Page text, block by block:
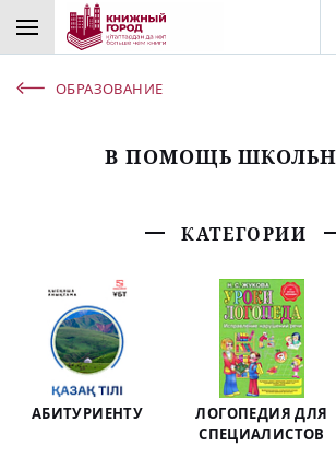
ОБРАЗОВАНИЕ
В ПОМОЩЬ
КАТЕГОРИИ
АБИТУРИЕНТУ
ЛОГОПЕДИЯ ДЛЯ
СПЕЦИАЛИСТОВ